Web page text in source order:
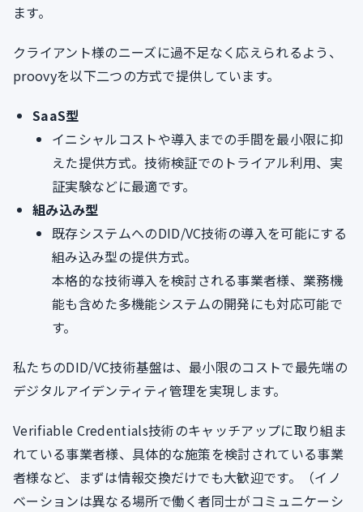
ます。
クライアント様のニーズに過不足なく応えられるよう、
proovyを以下二つの方式で提供しています。
SaaS型
イニシャルコストや導入までの手間を最小限に抑
えた提供方式。技術検証でのトライアル利用、実
証実験などに最適です。
組み込み型
既存システムへのDID/VC技術の導入を可能にする
組み込み型の提供方式。
本格的な技術導入を検討される事業者様、業務機
能も含めた多機能システムの開発にも対応可能で
す。
私たちのDID/VC技術基盤は、最小限のコストで最先端の
デジタルアイデンティティ管理を実現します。
Verifiable Credentials技術のキャッチアップに取り組ま
れている事業者様、具体的な施策を検討されている事業
者様など、まずは情報交換だけでも大歓迎です。（イノ
ベーションは異なる場所で働く者同士がコミュニケーシ